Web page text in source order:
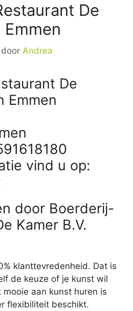
De
Emmen
door Andrea
De
Emmen
vind u op:
door Boerderij-
Kamer B.V.
klanttevredenheid. Dat is
de keuze of je kunst wil
aan kunst huren is
flexibiliteit beschikt.